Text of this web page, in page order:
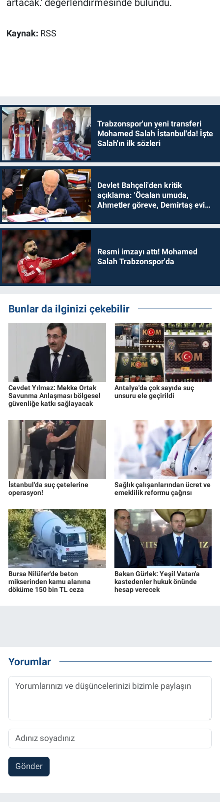
artacak.' değerlendirmesinde bulundu.
Kaynak: RSS
Trabzonspor'un yeni transferi
Mohamed Salah İstanbul'da! İşte
Salah'ın ilk sözleri
Devlet Bahçeli'den kritik
açıklama: 'Öcalan umuda,
Ahmetler göreve, Demirtaş evine
Resmi imzayı attı! Mohamed
Salah Trabzonspor'da
Bunlar da ilginizi çekebilir
Cevdet Yılmaz: Mekke Ortak
Savunma Anlaşması bölgesel
güvenliğe katkı sağlayacak
Antalya'da çok sayıda suç
unsuru ele geçirildi
İstanbul'da suç çetelerine
operasyon!
Sağlık çalışanlarından ücret ve
emeklilik reformu çağrısı
Bursa Nilüfer'de beton
mikserinden kamu alanına
döküme 150 bin TL ceza
Bakan Gürlek: Yeşil Vatan'a
kastedenler hukuk önünde
hesap verecek
Yorumlar
Gönder